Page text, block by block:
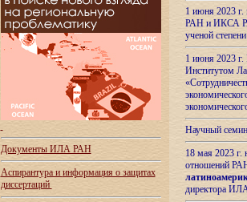
Документы ИЛА РАН
Аспирантура и информация о защитах
диссертаций
1 июня 2023
РАН и ИКСА
ученой
1 июня 2023
Институтом
Научный
18 мая 2023
отношений
директора